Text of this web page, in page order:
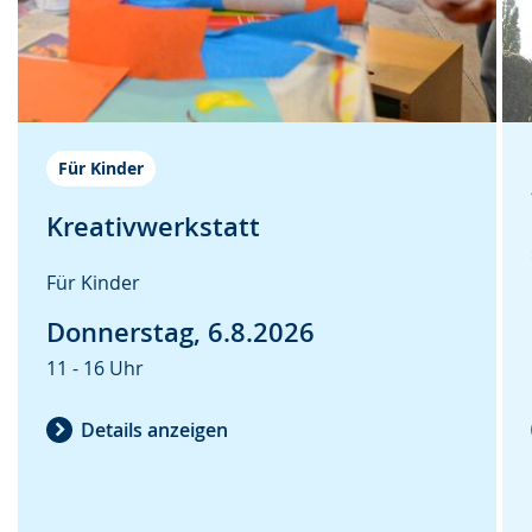
n
.
u
n
.
e
n
p
Für Kinder
Kreativwerkstatt
Für Kinder
Donnerstag, 6.8.2026
11 - 16 Uhr
Details anzeigen